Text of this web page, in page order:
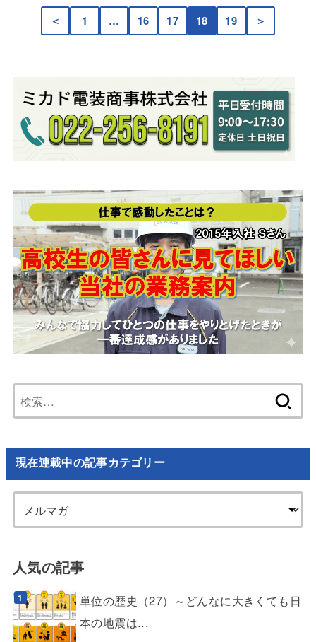
＜ 1 … 16 17 18 19 ＞
索:
現在連載中の記事カテゴリー
人気の記事
単位の歴史（27）～どんなに大きくても日
本の地震は...